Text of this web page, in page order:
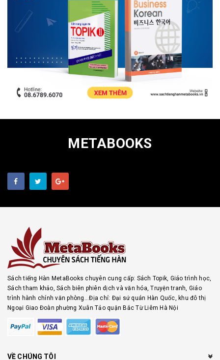
METABOOKS
Sách tiếng Hàn MetaBooks chuyên cung cấp: Sách Topik, Giáo trình học,
Sách tham khảo, Sách biên phiên dịch và văn hóa, Truyện tranh, Giáo
trình hành chính văn phòng...Địa chỉ: Đại sứ quán Hàn Quốc, khu đô thị
Ngoại Giao Đoàn phường Xuân Tảo quận Bắc Từ Liêm Hà Nội
VỀ CHÚNG TÔI